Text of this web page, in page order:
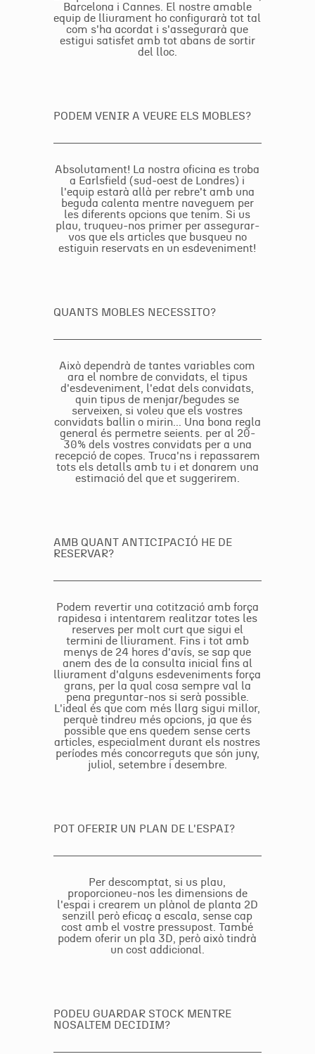
Barcelona i Cannes. El nostre amable
equip de lliurament ho configurarà tot tal
com s'ha acordat i s'assegurarà que
estigui satisfet amb tot abans de sortir
del lloc.
PODEM VENIR A VEURE ELS MOBLES?
Absolutament! La nostra oficina es troba
a Earlsfield (sud-oest de Londres) i
l'equip estarà allà per rebre't amb una
beguda calenta mentre naveguem per
les diferents opcions que tenim. Si us
plau, truqueu-nos primer per assegurar-
vos que els articles que busqueu no
estiguin reservats en un esdeveniment!
QUANTS MOBLES NECESSITO?
Això dependrà de tantes variables com
ara el nombre de convidats, el tipus
d'esdeveniment, l'edat dels convidats,
quin tipus de menjar/begudes se
serveixen, si voleu que els vostres
convidats ballin o mirin... Una bona regla
general és permetre seients. per al 20-
30% dels vostres convidats per a una
recepció de copes. Truca'ns i repassarem
tots els detalls amb tu i et donarem una
estimació del que et suggerirem.
AMB QUANT ANTICIPACIÓ HE DE
RESERVAR?
Podem revertir una cotització amb força
rapidesa i intentarem realitzar totes les
reserves per molt curt que sigui el
termini de lliurament. Fins i tot amb
menys de 24 hores d'avís, se sap que
anem des de la consulta inicial fins al
lliurament d'alguns esdeveniments força
grans, per la qual cosa sempre val la
pena preguntar-nos si serà possible.
L'ideal és que com més llarg sigui millor,
perquè tindreu més opcions, ja que és
possible que ens quedem sense certs
articles, especialment durant els nostres
períodes més concorreguts que són juny,
juliol, setembre i desembre.
POT OFERIR UN PLAN DE L'ESPAI?
Per descomptat, si us plau,
proporcioneu-nos les dimensions de
l'espai i crearem un plànol de planta 2D
senzill però eficaç a escala, sense cap
cost amb el vostre pressupost. També
podem oferir un pla 3D, però això tindrà
un cost addicional.
PODEU GUARDAR STOCK MENTRE
NOSALTEM DECIDIM?